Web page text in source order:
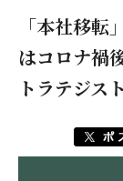
「本社移
はコロナ禍
トラテジス